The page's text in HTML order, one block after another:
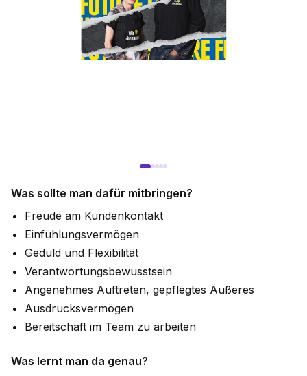
Was sollte man dafür mitbringen?
Freude am Kundenkontakt
Einfühlungsvermögen
Geduld und Flexibilität
Verantwortungsbewusstsein
Angenehmes Auftreten, gepflegtes Äußeres
Ausdrucksvermögen
Bereitschaft im Team zu arbeiten
Was lernt man da genau?